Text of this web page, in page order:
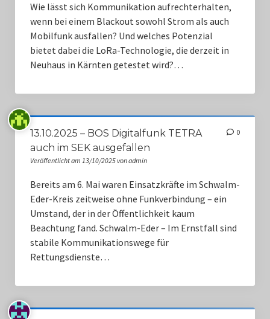
Wie lässt sich Kommunikation aufrechterhalten,
wenn bei einem Blackout sowohl Strom als auch
Mobilfunk ausfallen? Und welches Potenzial
bietet dabei die LoRa-Technologie, die derzeit in
Neuhaus in Kärnten getestet wird?…
13.10.2025 – BOS Digitalfunk TETRA
auch im SEK ausgefallen
Veröffentlicht am 13/10/2025 von admin
0
Bereits am 6. Mai waren Einsatzkräfte im Schwalm-
Eder-Kreis zeitweise ohne Funkverbindung – ein
Umstand, der in der Öffentlichkeit kaum
Beachtung fand. Schwalm-Eder – Im Ernstfall sind
stabile Kommunikationswege für
Rettungsdienste…